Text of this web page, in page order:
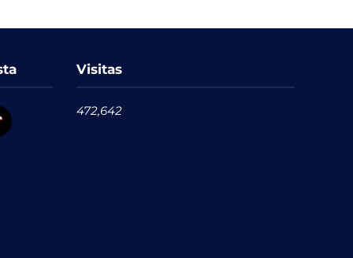
Visitas
472,642